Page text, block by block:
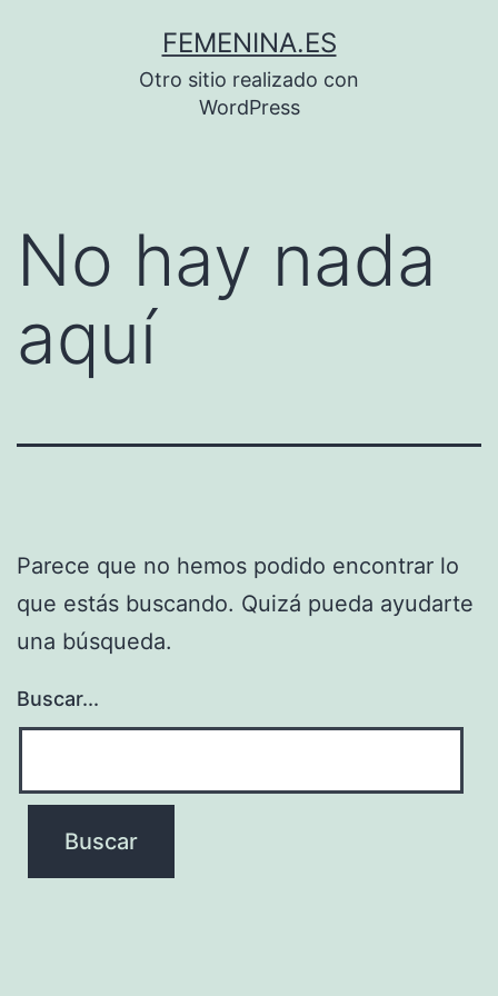
FEMENINA.ES
Otro sitio realizado con
WordPress
No hay nada
aquí
Parece que no hemos podido encontrar lo
que estás buscando. Quizá pueda ayudarte
una búsqueda.
Buscar...